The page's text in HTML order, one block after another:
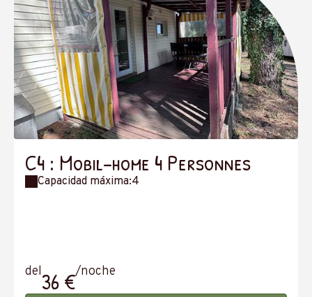
C4 : Mobil-home 4 Personnes
Capacidad máxima:4
del36 €/noche